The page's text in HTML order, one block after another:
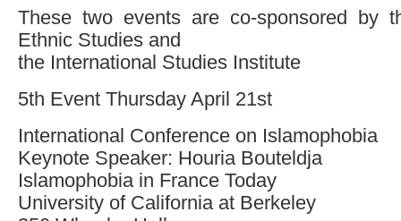
These two events are co-sponsored by
Ethnic Studies and
the International Studies Institute
5th Event Thursday April 21st
International Conference on Islamophobia
Keynote Speaker: Houria Bouteldja
Islamophobia in France Today
University of California at Berkeley